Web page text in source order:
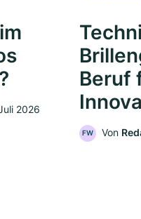
2026
Beruf
FW Von